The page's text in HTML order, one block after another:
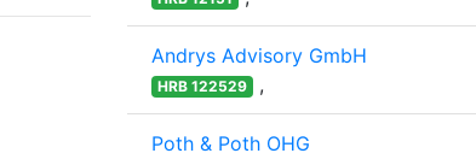
Andrys Advisory GmbH
HRB 122529 ,
Poth & Poth OHG